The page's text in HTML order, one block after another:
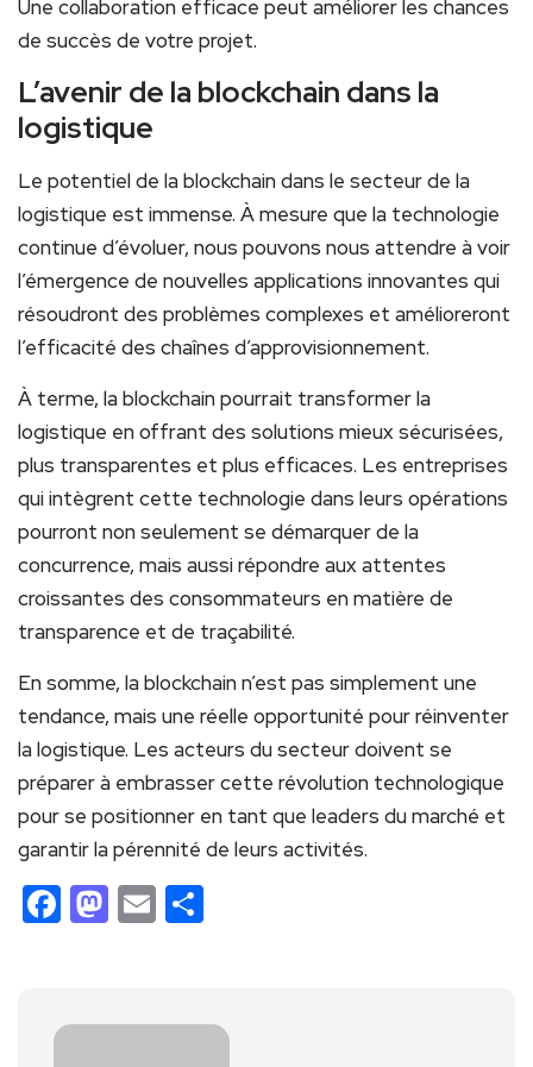
Une collaboration efficace peut améliorer les chances
de succès de votre projet.
L’avenir de ‍la blockchain ​dans la
logistique
Le⁤ potentiel de la blockchain dans le secteur ⁤de la
logistique est immense. À⁣ mesure que ⁣la technologie
continue d’évoluer, nous pouvons nous attendre ⁤à voir
⁣l’émergence ‍de nouvelles applications innovantes ⁣qui
résoudront des problèmes complexes et amélioreront
l’efficacité des chaînes ​d’approvisionnement.
À terme, la blockchain pourrait ⁢transformer la
logistique en offrant des solutions mieux ⁣sécurisées,
plus transparentes et plus efficaces. Les entreprises
⁤qui‌ intègrent cette technologie dans leurs opérations
pourront non seulement se démarquer de la
concurrence, mais aussi répondre aux​ attentes
⁣croissantes des consommateurs en matière de
transparence et de traçabilité.
En‍ somme, la‌ blockchain n’est pas simplement une
tendance, mais une réelle opportunité pour réinventer
la logistique. Les acteurs du secteur doivent se
préparer à ⁤embrasser cette révolution technologique
pour se​ positionner en tant que leaders⁤ du marché et
garantir la pérennité ‍de leurs ‌activités.
Facebook
Mastodon
Email